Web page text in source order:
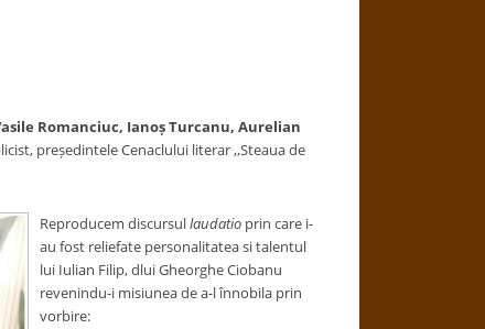
Romanciuc, Ianoș Turcanu, Aurelian
președintele Cenaclului literar ,,Steaua de
Reproducem discursullaudatioprin care i-
au fost reliefate personalitatea si talentul
lui Iulian Filip, dlui Gheorghe Ciobanu
revenindu-i misiunea de a-l înnobila prin
vorbire: